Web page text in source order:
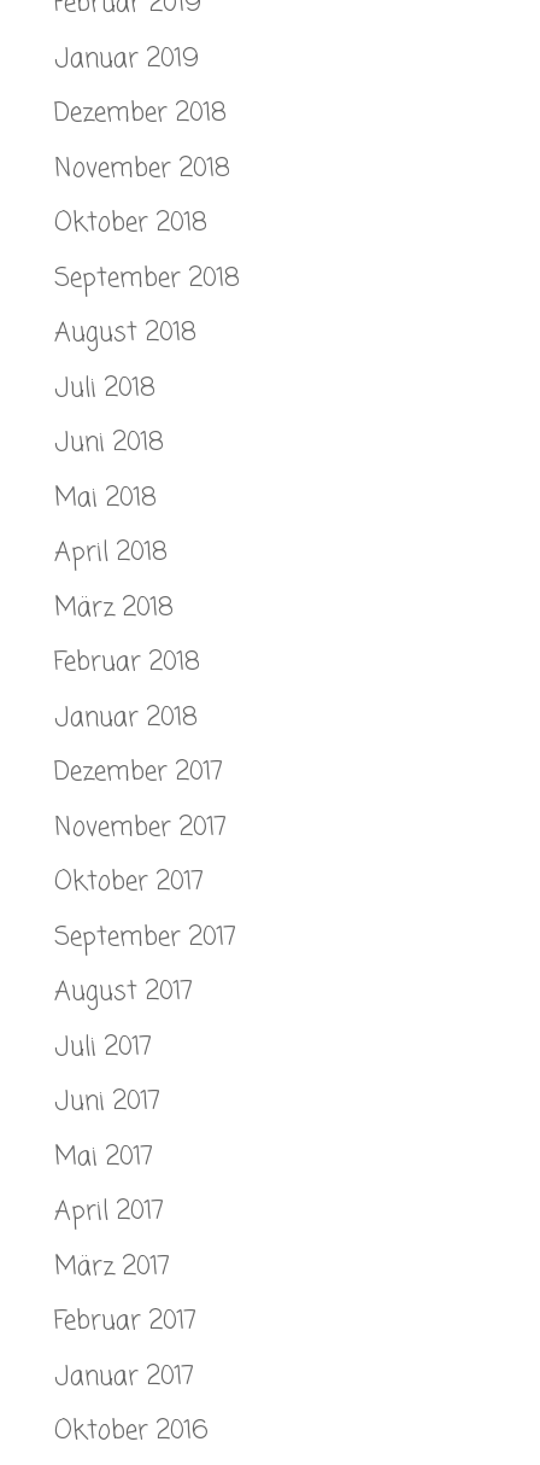
Januar 2019
Dezember 2018
November 2018
Oktober 2018
September 2018
August 2018
Juli 2018
Juni 2018
Mai 2018
April 2018
März 2018
Februar 2018
Januar 2018
Dezember 2017
November 2017
Oktober 2017
September 2017
August 2017
Juli 2017
Juni 2017
Mai 2017
April 2017
März 2017
Februar 2017
Januar 2017
Oktober 2016